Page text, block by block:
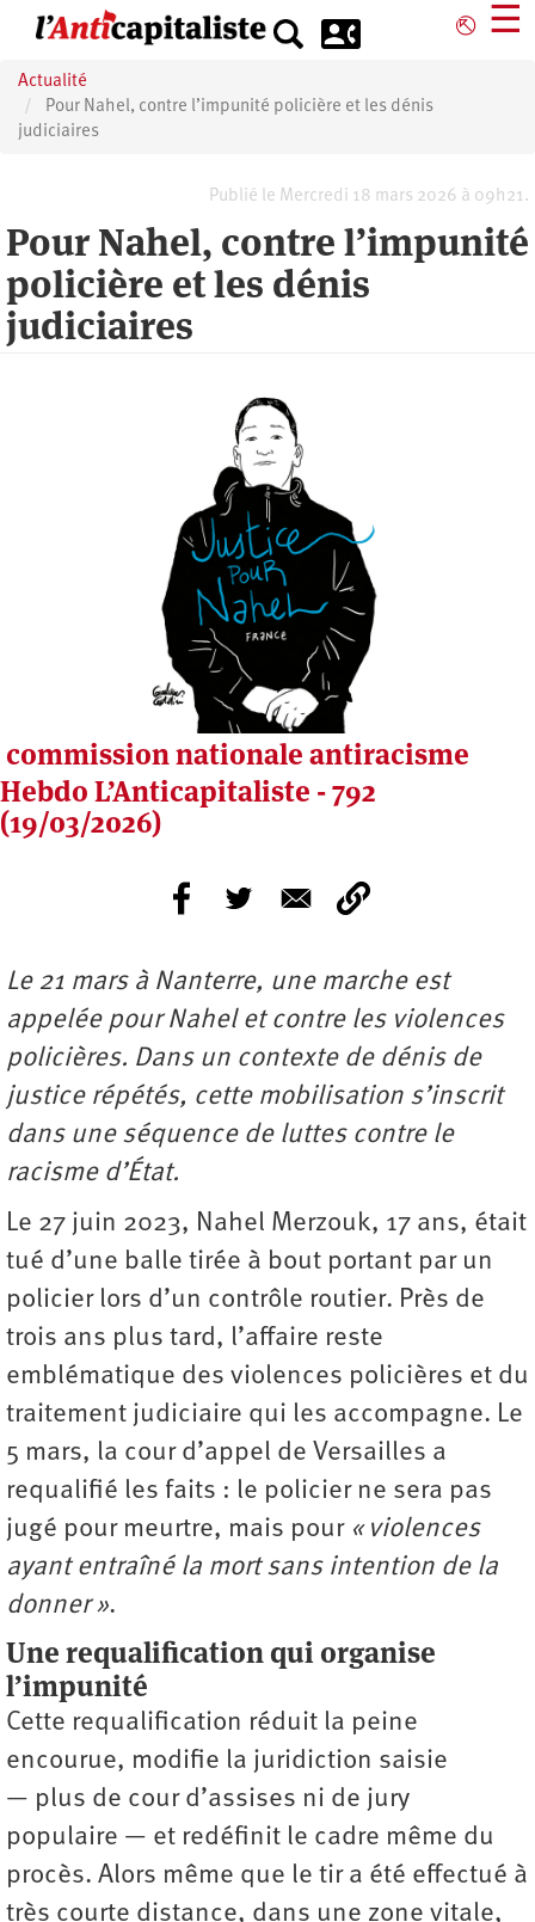
principal
⎋ ☰
Actualité
Pour Nahel, contre l’impunité policière et les dénis
judiciaires
Publié le Mercredi 18 mars 2026 à 09h21.
Pour Nahel, contre l’impunité
policière et les dénis
judiciaires
commission nationale antiracisme
Hebdo L’Anticapitaliste - 792
(19/03/2026)
Le 21 mars à Nanterre, une marche est
appelée pour Nahel et contre les violences
policières. Dans un contexte de dénis de
justice répétés, cette mobilisation s’inscrit
dans une séquence de luttes contre le
racisme d’État.
Le 27 juin 2023, Nahel Merzouk, 17 ans, était
tué d’une balle tirée à bout portant par un
policier lors d’un contrôle routier. Près de
trois ans plus tard, l’affaire reste
emblématique des violences policières et du
traitement judiciaire qui les accompagne. Le
5 mars, la cour d’appel de Versailles a
requalifié les faits : le policier ne sera pas
jugé pour meurtre, mais pour« violences
ayant entraîné la mort sans intention de la
donner ».
Une requalification qui organise
l’impunité
Cette requalification réduit la peine
encourue, modifie la juridiction saisie
— plus de cour d’assises ni de jury
populaire — et redéfinit le cadre même du
procès. Alors même que le tir a été effectué à
très courte distance, dans une zone vitale,